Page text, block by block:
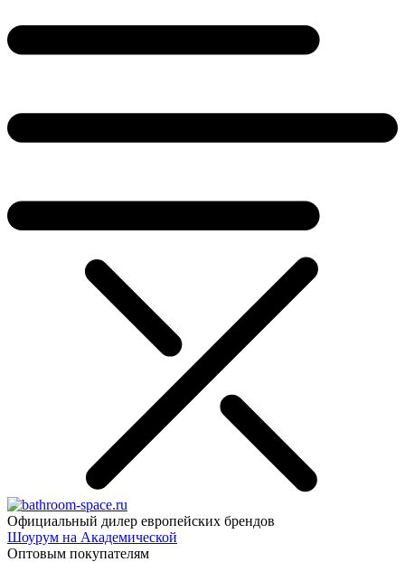
Официальный дилер европейских брендов
Шоурум на Академической
Оптовым покупателям